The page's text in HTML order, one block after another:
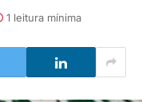
1 leitura mínima